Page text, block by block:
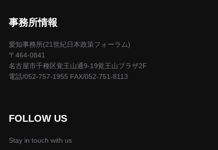
事務所情報
愛知事務所(21世紀日本政策フォーラム)
〒464-0841
名古屋市千種区覚王山通9-19覚王山プラザ2F
電話/052-757-1955 FAX/052-751-8113
FOLLOW US
Stay in touch with us